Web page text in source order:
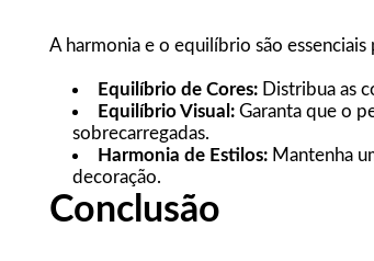
A harmonia e o equilíbrio são
Equilíbrio de Cores: Distribua as
Equilíbrio Visual: Garanta que o
sobrecarregadas.
Harmonia de Estilos: Mantenha
decoração.
Conclusão